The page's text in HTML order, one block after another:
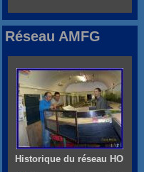
Réseau AMFG
Historique du réseau HO